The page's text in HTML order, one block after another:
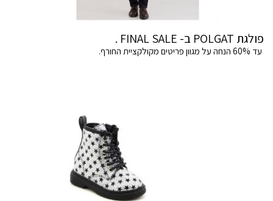
פולגת POLGAT ב- FINAL SALE .
עד 60% הנחה על מגוון פריטים מקולקציית החורף.